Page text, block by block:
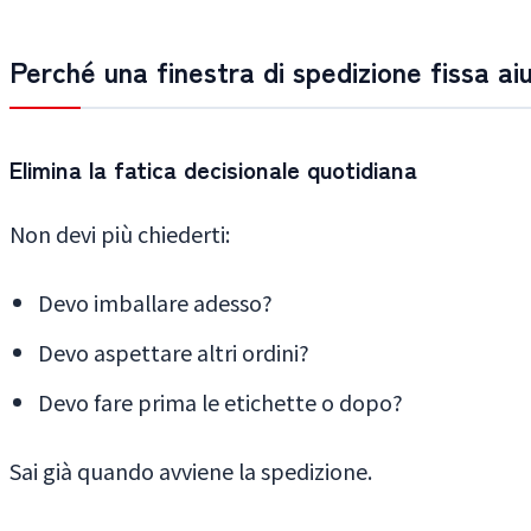
Perché una finestra di spedizione fissa
Elimina la fatica decisionale quotidiana
Non devi più chiederti:
Devo imballare adesso?
Devo aspettare altri ordini?
Devo fare prima le etichette o dopo?
Sai già quando avviene la spedizione.